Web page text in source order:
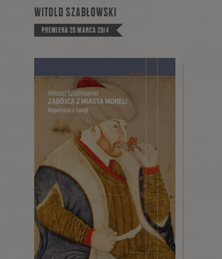
WITOLD SZABŁOWSKI
PREMIERA25 MARCA 2014